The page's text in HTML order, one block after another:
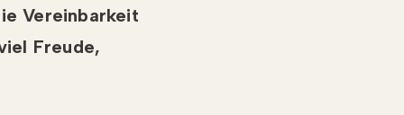
Vereinbarkeit
Freude,